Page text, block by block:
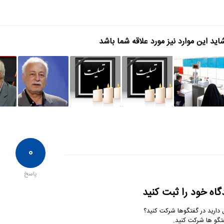
این موارد نیز مورد علاقه شما باشد
۰
پاسخ
خود را ثبت کنید
دارید در گفتگوها شرکت کنید؟
ها شرکت کنید.